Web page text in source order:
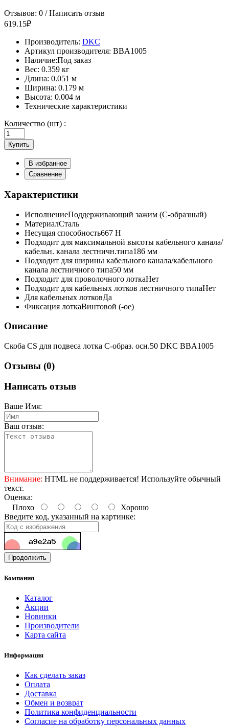
Отзывов: 0 /Написать отзыв
619.15₽
Производитель: DKC
Артикул производителя: BBA1005
Наличие:Под заказ
Вес: 0.359 кг
Длина: 0.051 м
Ширина: 0.179 м
Высота: 0.004 м
Технические характеристики
Количество (шт) :
Купить
В избранное
Сравнение
Характеристики
ИсполнениеПоддерживающий зажим (С-образный)
МатериалСталь
Несущая способность667 Н
Подходит для максимальной высоты кабельного канала/
кабельн. канала лестничн.типа186 мм
Подходит для ширины кабельного канала/кабельного
канала лестничного типа50 мм
Подходит для проволочного лоткаНет
Подходит для кабельных лотков лестничного типаНет
Для кабельных лотковДа
Фиксация лоткаВинтовой (-ое)
Описание
Скоба CS для подвеса лотка С-образ. осн.50 DKC BBA1005
Отзывы (0)
Написать отзыв
Ваше Имя:
Ваш отзыв:
Внимание: HTML не поддерживается! Используйте обычный
текст.
Оценка:
Плохо
Хорошо
Введите код, указанный на картинке:
Продолжить
Компания
Каталог
Акции
Новинки
Производители
Карта сайта
Информация
Как сделать заказ
Оплата
Доставка
Обмен и возврат
Политика конфиденциальности
Согласие на обработку персональных данных